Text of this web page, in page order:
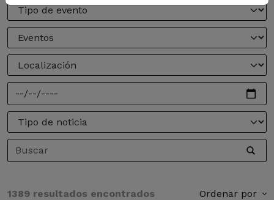
1389 resultados encontrados Ordenar por